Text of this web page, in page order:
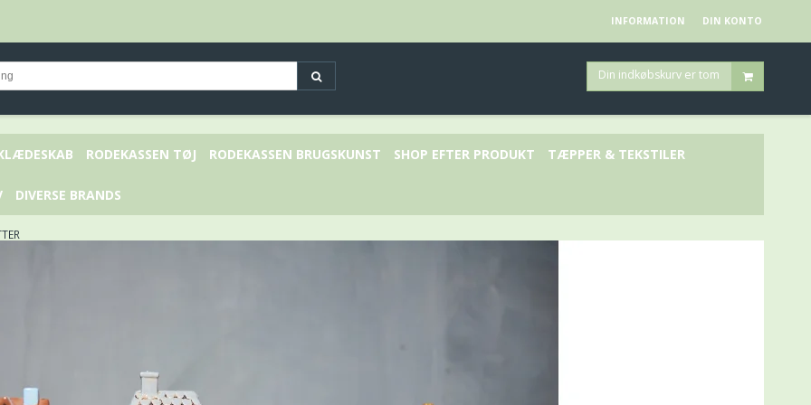
INFORMATION DIN KONTO
Din indkøbskurv er tom
RODEKASSEN TØJ RODEKASSEN BRUGSKUNST SHOP EFTER PRODUKT TÆPPER & TEKSTILER
DIVERSE BRANDS